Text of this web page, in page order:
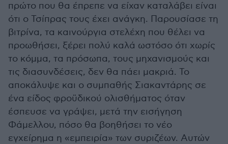
πρώτο που θα έπρεπε να είχαν καταλάβει είναι
ότι ο Τσίπρας τους έχει ανάγκη. Παρουσίασε τη
βιτρίνα, τα καινούργια στελέχη που θέλει να
προωθήσει, ξέρει πολύ καλά ωστόσο ότι χωρίς
το κόμμα, τα πρόσωπα, τους μηχανισμούς και
τις διασυνδέσεις, δεν θα πάει μακριά. Το
αποκάλυψε και ο συμπαθής Σιακαντάρης σε
ένα είδος φροϋδικού ολισθήματος όταν
έσπευσε να γράψει, μετά την εισήγηση
Φάμελλου, πόσο θα βοηθήσει το νέο
εγχείρημα η «εμπειρία» των συριζέων. Αυτών